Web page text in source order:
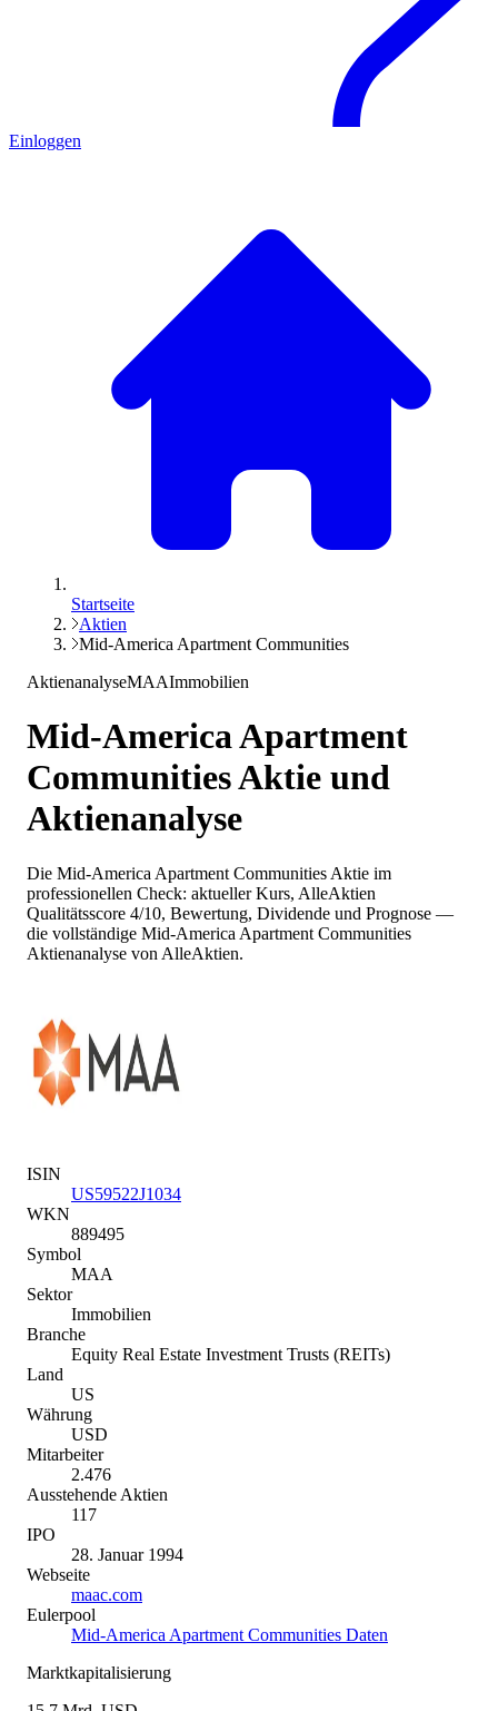
Einloggen
Startseite
Aktien
Mid-America Apartment Communities
AktienanalyseMAAImmobilien
Mid-America Apartment
CommunitiesAktie und
Aktienanalyse
Die Mid-America Apartment Communities Aktie im
professionellen Check: aktueller Kurs, AlleAktien
Qualitätsscore 4/10, Bewertung, Dividende und Prognose —
die vollständige Mid-America Apartment Communities
Aktienanalyse von AlleAktien.
ISIN
US59522J1034
WKN
889495
Symbol
MAA
Sektor
Immobilien
Branche
Equity Real Estate Investment Trusts (REITs)
Land
US
Währung
USD
Mitarbeiter
2.476
Ausstehende Aktien
117
IPO
28. Januar 1994
Webseite
maac.com
Eulerpool
Mid-America Apartment Communities Daten
Marktkapitalisierung